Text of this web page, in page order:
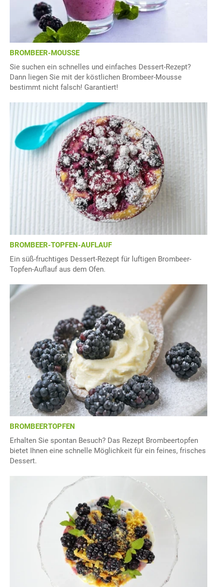
BROMBEER-MOUSSE
Sie suchen ein schnelles und einfaches Dessert-Rezept?
Dann liegen Sie mit der köstlichen Brombeer-Mousse
bestimmt nicht falsch! Garantiert!
BROMBEER-TOPFEN-AUFLAUF
Ein süß-fruchtiges Dessert-Rezept für luftigen Brombeer-
Topfen-Auflauf aus dem Ofen.
BROMBEERTOPFEN
Erhalten Sie spontan Besuch? Das Rezept Brombeertopfen
bietet Ihnen eine schnelle Möglichkeit für ein feines, frisches
Dessert.